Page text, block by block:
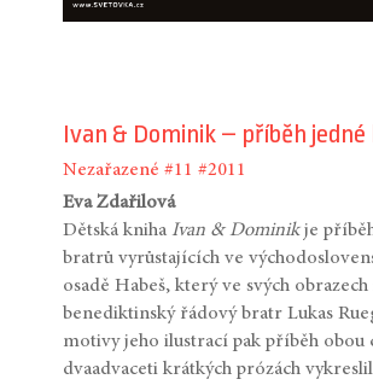
Ivan & Dominik – příběh
Nezařazené #11 #2011
Eva Zdařilová
Dětská knihaIvan & Dominikje
bratrů vyrůstajících ve
osadě Habeš, který ve svých obrazech
benediktinský řádový bratr Lukas
motivy jeho ilustrací pak příběh obou
dvaadvaceti krátkých prózách